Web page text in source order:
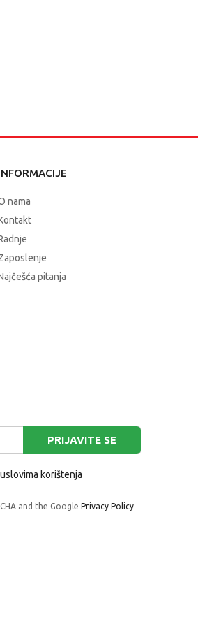
nama
pitanja
PRIJAVITE SE
uslovima korištenja
and the Google Privacy Policy